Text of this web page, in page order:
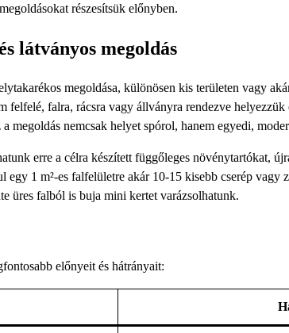
részesítsük előnyben.
látványos megoldás
megoldása, különösen kis területen vagy
felfelé, falra, rácsra vagy állványra rendezve
megoldás nemcsak helyet spórol, hanem egyedi,
erre a célra készített függőleges növénytartókat,
egy 1 m²-es falfelületre akár 10-15 kisebb cserép vagy
üres falból is buja mini kertet varázsolhatunk.
előnyeit és hátrányait: